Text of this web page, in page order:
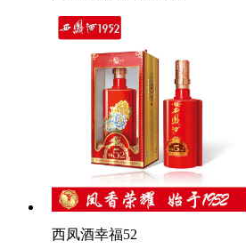
西凤酒幸福52